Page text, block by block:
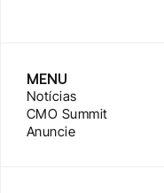
MENU
Notícias
CMO Summit
Anuncie